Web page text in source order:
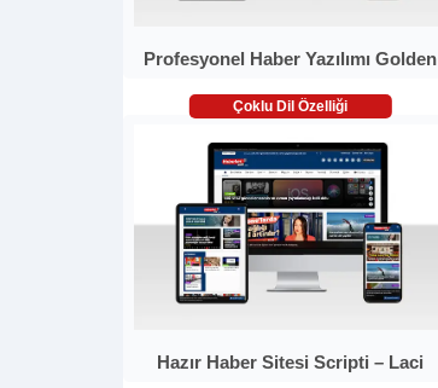
Profesyonel Haber Yazılımı Golden
Çoklu Dil Özelliği
Hazır Haber Sitesi Scripti – Laci